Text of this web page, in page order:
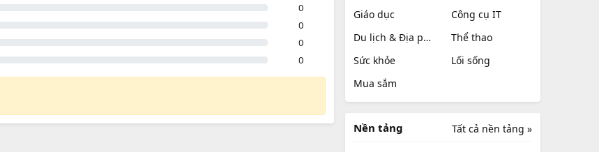
0
0
0
0
Giáo dục
Công cụ IT
Du lịch & Địa phương
Thể thao
Sức khỏe
Lối sống
Mua sắm
Tất cả nền tảng »
Nền tảng